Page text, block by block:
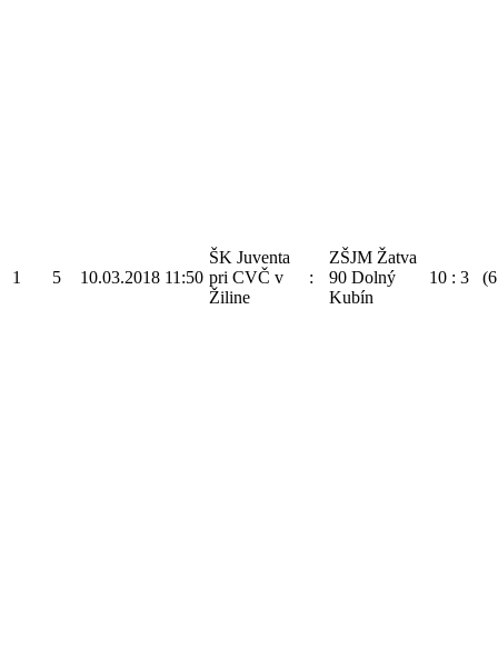
1 5 10.03.2018 11:50
ŠK Juventa
pri CVČ v
Žiline
:
ZŠJM Žatva
90 Dolný
Kubín
10 : 3